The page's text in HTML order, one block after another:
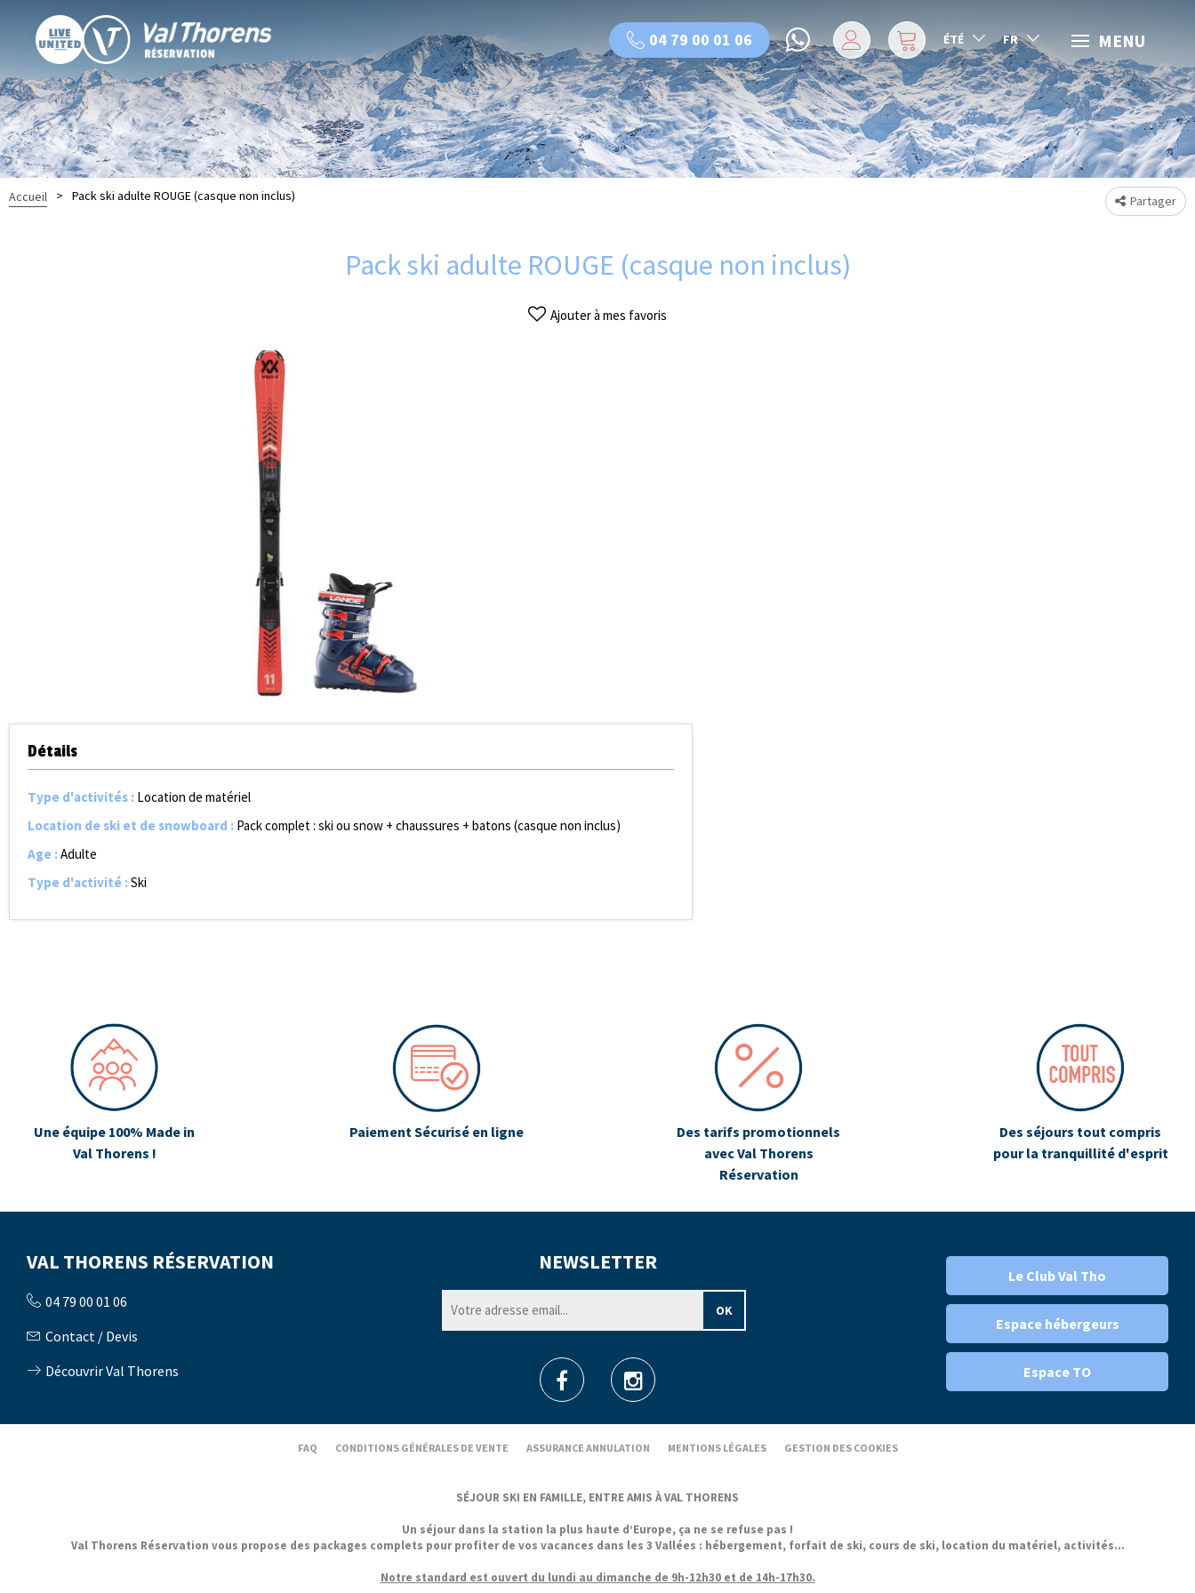
04 79 00 01 06 ÉTÉ FR MENU
Accueil > Pack ski adulte ROUGE (casque non inclus) Partager
Pack ski adulte ROUGE (casque non inclus)
Ajouter à mes favoris
Détails
Type d'activités : Location de matériel
Location de ski et de snowboard : Pack complet : ski ou snow + chaussures + batons (casque non inclus)
Age :Adulte
Type d'activité :Ski
Une équipe 100% Made in
Val Thorens !
Paiement Sécurisé en ligne
Des tarifs promotionnels
avec Val Thorens
Réservation
Des séjours tout compris
pour la tranquillité d'esprit
VAL THORENS RÉSERVATION
04 79 00 01 06
Contact / Devis
Découvrir Val Thorens
NEWSLETTER
Le Club Val Tho
Espace hébergeurs
Espace TO
FAQ CONDITIONS GÉNÉRALES DE VENTE ASSURANCE ANNULATION MENTIONS LÉGALES GESTION DES COOKIES
SÉJOUR SKI EN FAMILLE, ENTRE AMIS À VAL THORENS
Un séjour dans la station la plus haute d’Europe, ça ne se refuse pas !
Val Thorens Réservation vous propose des packages complets pour profiter de vos vacances dans les 3 Vallées : hébergement, forfait de ski, cours de ski, location du matériel, activités...
Notre standard est ouvert du lundi au dimanche de 9h-12h30 et de 14h-17h30.